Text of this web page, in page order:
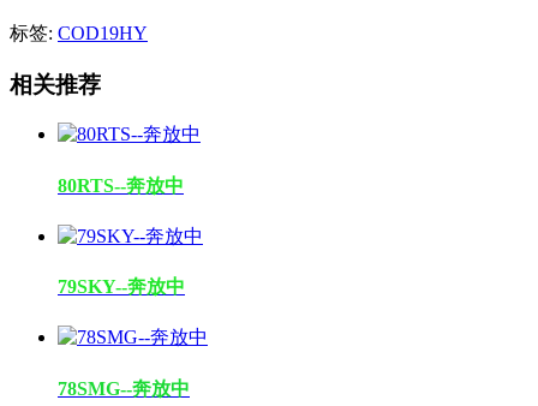
标签: COD19HY
相关推荐
80RTS--奔放中
79SKY--奔放中
78SMG--奔放中